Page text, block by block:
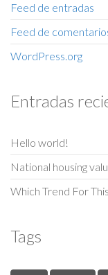
Feed de entradas
Feed de
WordPress.org
Entradas
Hello world!
National housing
Which Trend For
Tags